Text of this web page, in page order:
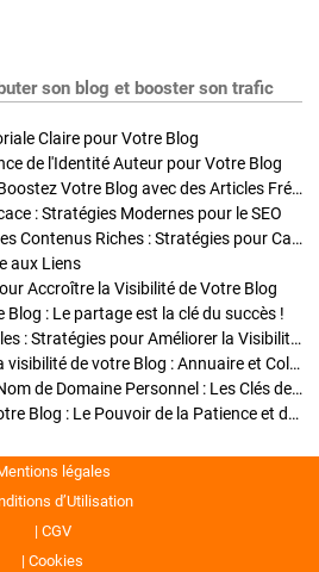
son blog et booster son trafic
Claire pour Votre Blog
de l'Identité Auteur pour Votre Blog
Stratégies de Publication : Boostez Votre Blog avec des Articles Fréquents et Exclusifs
: Stratégies Modernes pour le SEO
Enrichir Vos Articles avec des Contenus Riches : Stratégies pour Captiver et Optimiser
aux Liens
Accroître la Visibilité de Votre Blog
: Le partage est la clé du succès !
Optimisation SEO des Articles : Stratégies pour Améliorer la Visibilité de Votre Blog
Stratégies pour améliorer la visibilité de votre Blog : Annuaire et Collaborations
Pourquoi Investir dans un Nom de Domaine Personnel : Les Clés de la Réussite de Votre Blog
Comment Faire Émerger Votre Blog : Le Pouvoir de la Patience et de la Persévérance
légales
d’Utilisation
CGV
Cookies